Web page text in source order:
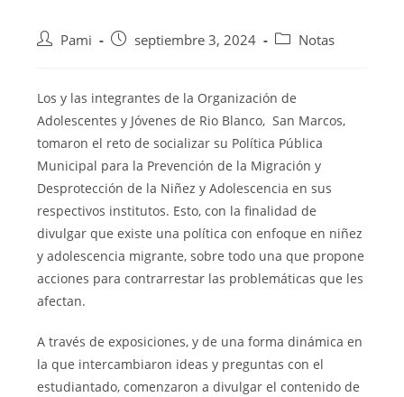
Pami septiembre 3, 2024 Notas
Los y las integrantes de la Organización de
Adolescentes y Jóvenes de Rio Blanco, San Marcos,
tomaron el reto de socializar su Política Pública
Municipal para la Prevención de la Migración y
Desprotección de la Niñez y Adolescencia en sus
respectivos institutos. Esto, con la finalidad de
divulgar que existe una política con enfoque en niñez
y adolescencia migrante, sobre todo una que propone
acciones para contrarrestar las problemáticas que les
afectan.
A través de exposiciones, y de una forma dinámica en
la que intercambiaron ideas y preguntas con el
estudiantado, comenzaron a divulgar el contenido de